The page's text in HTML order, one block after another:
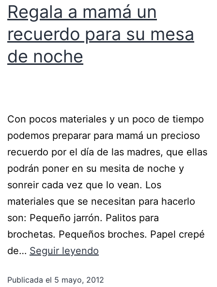
Regala a mamá un
recuerdo para su mesa
de noche
Con pocos materiales y un poco de tiempo
podemos preparar para mamá un precioso
recuerdo por el día de las madres, que ellas
podrán poner en su mesita de noche y
sonreir cada vez que lo vean. Los
materiales que se necesitan para hacerlo
son: Pequeño jarrón. Palitos para
brochetas. Pequeños broches. Papel crepé
de… Seguir leyendo
Publicada el 5 mayo, 2012